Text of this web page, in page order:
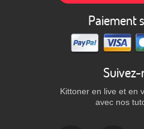
Paiement
Kittoner en live et en
avec nos